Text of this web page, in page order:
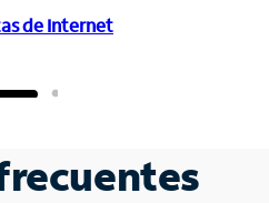
de Internet